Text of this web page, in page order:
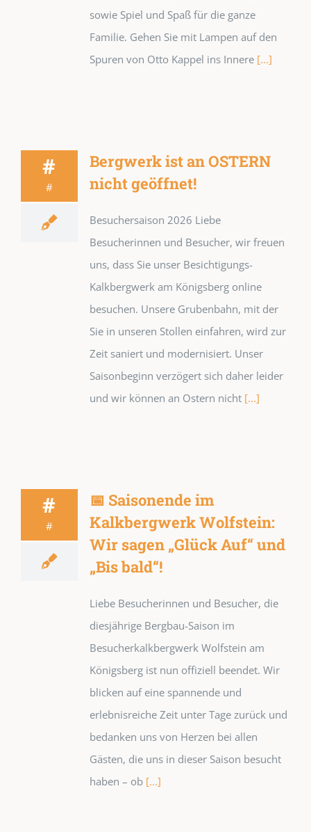
sowie Spiel und Spaß für die ganze
Familie. Gehen Sie mit Lampen auf den
Spuren von Otto Kappel ins Innere[...]
#
#
Bergwerk ist an OSTERN
nicht geöffnet!
Besuchersaison 2026 Liebe
Besucherinnen und Besucher, wir freuen
uns, dass Sie unser Besichtigungs-
Kalkbergwerk am Königsberg online
besuchen. Unsere Grubenbahn, mit der
Sie in unseren Stollen einfahren, wird zur
Zeit saniert und modernisiert. Unser
Saisonbeginn verzögert sich daher leider
und wir können an Ostern nicht[...]
#
#
📅 Saisonende im
Kalkbergwerk Wolfstein:
Wir sagen „Glück Auf“ und
„Bis bald“!
Liebe Besucherinnen und Besucher, die
diesjährige Bergbau-Saison im
Besucherkalkbergwerk Wolfstein am
Königsberg ist nun offiziell beendet. Wir
blicken auf eine spannende und
erlebnisreiche Zeit unter Tage zurück und
bedanken uns von Herzen bei allen
Gästen, die uns in dieser Saison besucht
haben – ob[...]